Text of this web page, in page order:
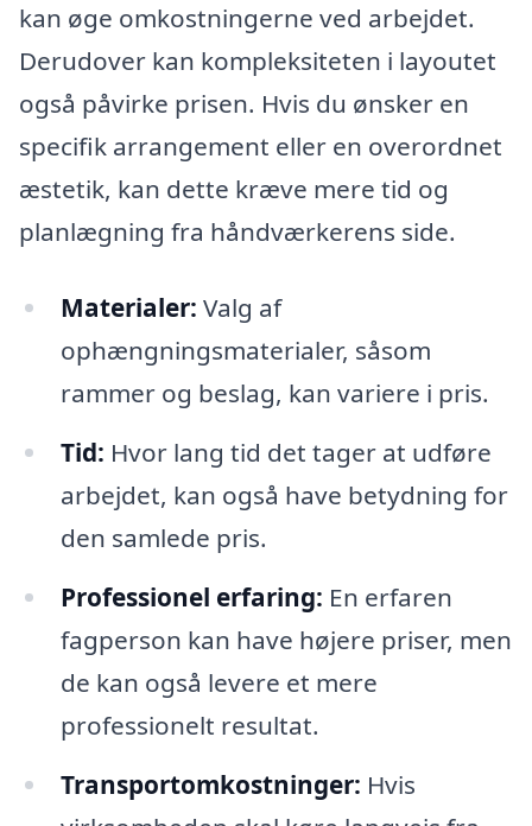
kan øge omkostningerne ved arbejdet.
Derudover kan kompleksiteten i layoutet
også påvirke prisen. Hvis du ønsker en
specifik arrangement eller en overordnet
æstetik, kan dette kræve mere tid og
planlægning fra håndværkerens side.
Materialer: Valg af
ophængningsmaterialer, såsom
rammer og beslag, kan variere i pris.
Tid: Hvor lang tid det tager at udføre
arbejdet, kan også have betydning for
den samlede pris.
Professionel erfaring: En erfaren
fagperson kan have højere priser, men
de kan også levere et mere
professionelt resultat.
Transportomkostninger: Hvis